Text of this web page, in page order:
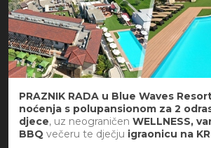
PRAZNIK RADA u Blue Waves
noćenja s polupansionom za 2
djece, uz neograničen WELLNESS,
BBQ večeru te dječju igraonicu na